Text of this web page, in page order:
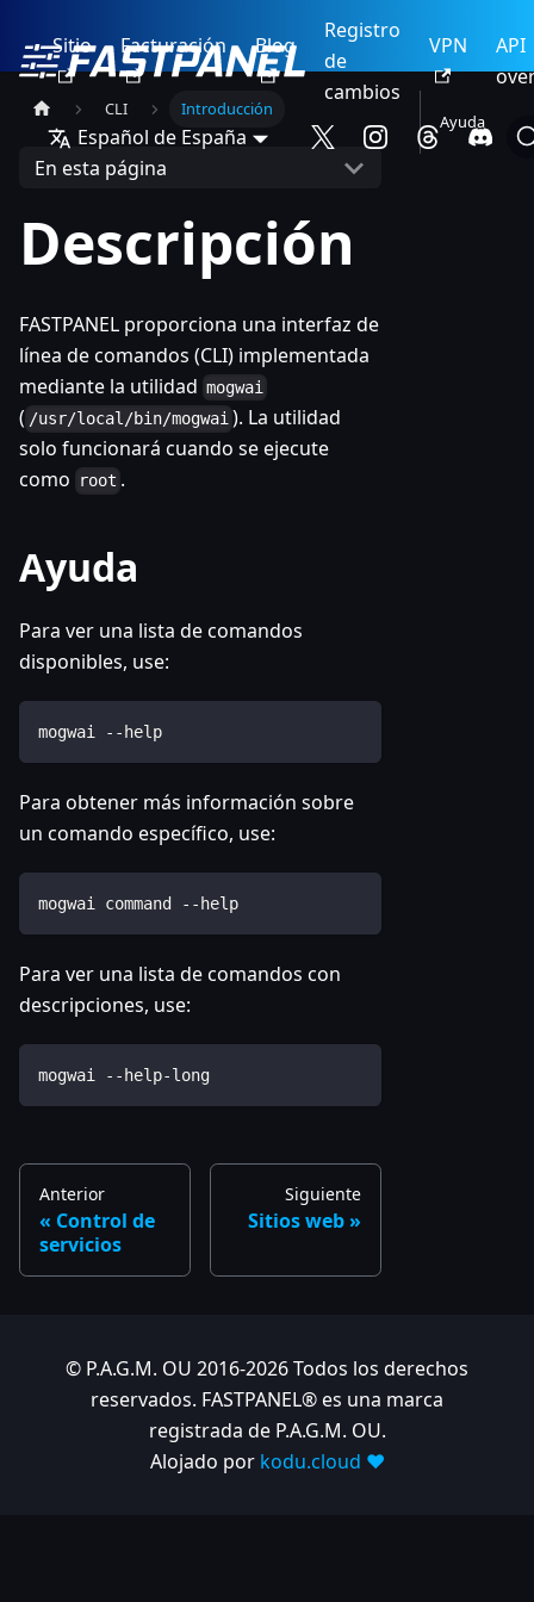
Sitio Facturación Blog
Registro
de
cambios
VPN
API
Español de España
CLI Introducción
En esta página
Descripción
FASTPANEL proporciona una interfaz de
línea de comandos (CLI) implementada
mediante la utilidad mogwai
( /usr/local/bin/mogwai ). La utilidad
solo funcionará cuando se ejecute
como
root .
Ayuda
Para ver una lista de comandos
disponibles, use:
mogwai --help
Para obtener más información sobre
un comando específico, use:
mogwai command --help
Para ver una lista de comandos con
descripciones, use:
mogwai --help-long
Anterior
Control de
servicios
Siguiente
Sitios web
Ayuda
© P.A.G.M. OU 2016-2026 Todos los derechos
reservados. FASTPANEL® es una marca
registrada de P.A.G.M. OU.
Alojado por kodu.cloud ❤️